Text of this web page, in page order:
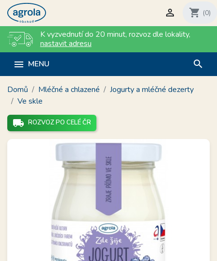
 shopping_cart (0)
K vyzvednutí do 20 minut, rozvoz dle lokality,
nastavit adresu
 MENU search
Domů Mléčné a chlazené
Jogurty a mléčné dezerty
Ve skle
local_shipping ROZVOZ PO CELÉ ČR